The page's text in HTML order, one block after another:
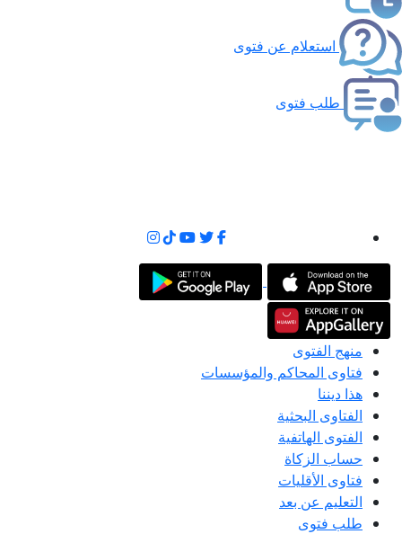
استعلام عن فتوى
طلب فتوى
منهج الفتوى
فتاوى المحاكم والمؤسسات
هذا ديننا
الفتاوى البحثية
الفتوى الهاتفية
حساب الزكاة
فتاوى الأقليات
التعليم عن بعد
طلب فتوى